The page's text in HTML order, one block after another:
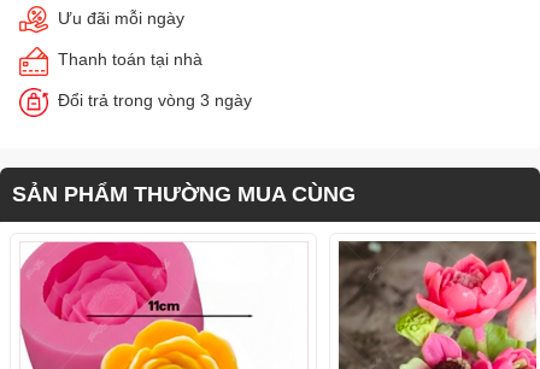
Ưu đãi mỗi ngày
Thanh toán tại nhà
Đổi trả trong vòng 3 ngày
SẢN PHẨM THƯỜNG MUA CÙNG